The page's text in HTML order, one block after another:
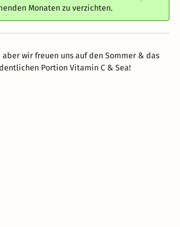
Monaten zu verzichten.
wir freuen uns auf den Sommer & das
Portion Vitamin C & Sea!